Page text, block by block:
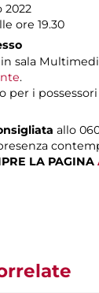
2022
ore 19.30
sala
.
per i
allo
LA PAGINA